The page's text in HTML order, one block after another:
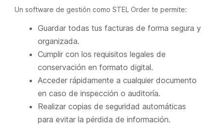
Un software de gestión como STEL Order te permite:
Guardar todas tus facturas de forma segura y
organizada.
Cumplir con los requisitos legales de
conservación en formato digital.
Acceder rápidamente a cualquier documento
en caso de inspección o auditoría.
Realizar copias de seguridad automáticas
para evitar la pérdida de información.